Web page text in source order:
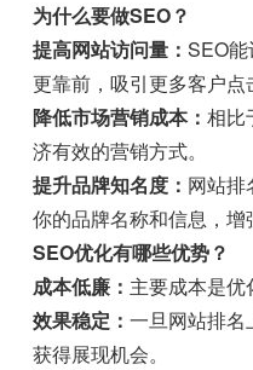
为什么要做SEO？
提高网站访问量：SEO
更靠前，吸引更多客户点
降低市场营销成本：相比
济有效的营销方式。
提升品牌知名度： 网站排
你的品牌名称和信息，增
SEO优化有哪些优势？
成本低廉： 主要成本是优
效果稳定：一旦网站排
获得展现机会。